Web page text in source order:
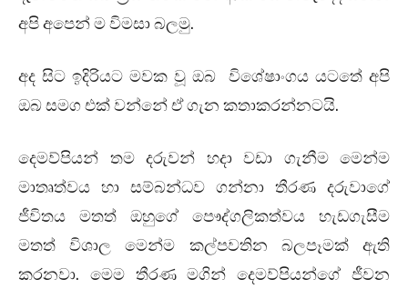
අපි අපෙන් ම විමසා බලමු.
අද සිට ඉදිරියට මවක වූ ඔබ විශේෂාංගය යටතේ අපි
ඔබ සමග එක් වන්නේ ඒ ගැන කතාකරන්නටයි.
දෙමව්පියන් තම දරුවන් හදා වඩා ගැනීම මෙන්ම
මාතෘත්වය හා සම්බන්ධව ගන්නා තීරණ දරුවාගේ
ජීවිතය මතත් ඔහුගේ පෞද්ගලිකත්වය හැඩගැසීම
මතත් විශාල මෙන්ම කල්පවතින බලපෑමක් ඇති
කරනවා. මෙම තීරණ මගින් දෙමව්පියන්ගේ ජීවන